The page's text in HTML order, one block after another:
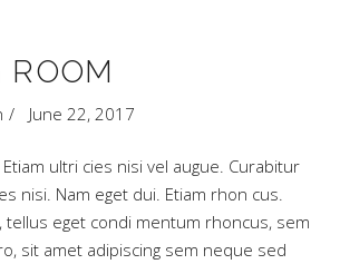
June 22, 2017
ultri cies nisi vel augue. Curabitur
nisi. Nam eget dui. Etiam rhon cus.
tellus eget condi mentum rhoncus, sem
sit amet adipiscing sem neque sed